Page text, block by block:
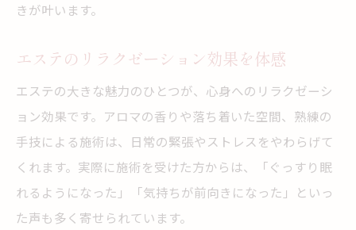
きが叶います。
エステのリラクゼーション効果を体感
エステの大きな魅力のひとつが、心身へのリラクゼーシ
ョン効果です。アロマの香りや落ち着いた空間、熟練の
手技による施術は、日常の緊張やストレスをやわらげて
くれます。実際に施術を受けた方からは、「ぐっすり眠
れるようになった」「気持ちが前向きになった」といっ
た声も多く寄せられています。